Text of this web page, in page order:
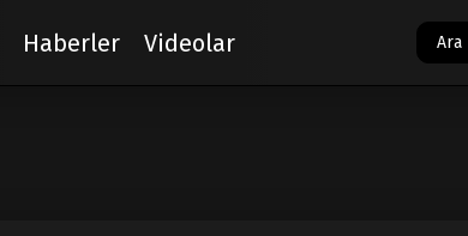
Haberler Videolar